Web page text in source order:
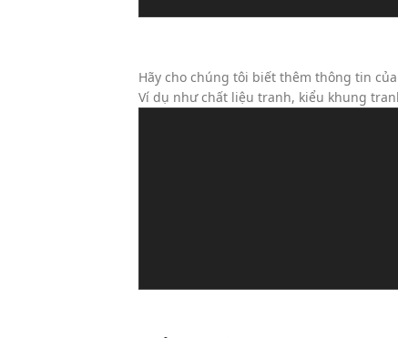
Hãy cho chúng tôi biết thêm thông tin
Ví dụ như chất liệu tranh, kiểu khung